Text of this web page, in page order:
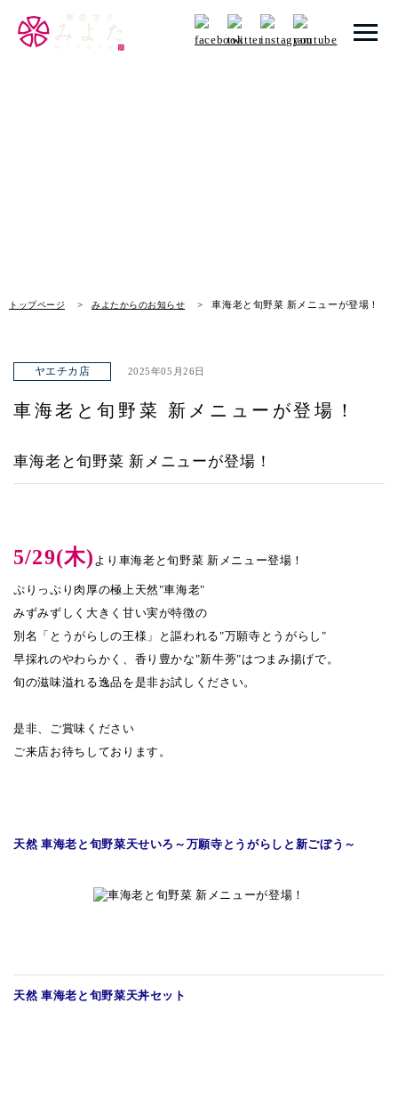
トップページ みよたからのお知らせ 車海老と旬野菜 新メニューが登場！
メニュー 一覧
与野店
青山本店
レイクタウン店
ヤエチカ店
ヤエチカ店
ヤエチカ店 2025年05月26日
車海老と旬野菜 新メニューが登場！
車海老と旬野菜 新メニューが登場！
5/29(木) より車海老と旬野菜 新メニュー登場！
ぷりっぷり肉厚の極上天然"車海老"
みずみずしく大きく甘い実が特徴の
別名「とうがらしの王様」と謳われる"万願寺とうがらし"
早採れのやわらかく、香り豊かな"新牛蒡"はつまみ揚げで。
旬の滋味溢れる逸品を是非お試しください。
是非、ご賞味ください
ご来店お待ちしております。
天然 車海老と旬野菜天せいろ ～万願寺とうがらしと新ごぼう～
天然 車海老と旬野菜天丼セット